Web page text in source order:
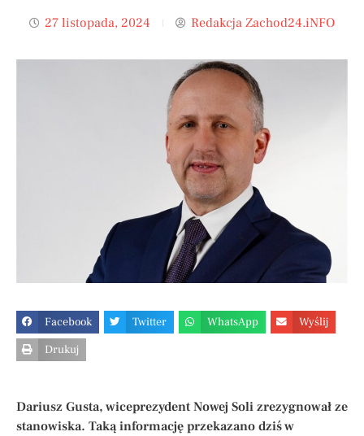
27 listopada, 2024 Redakcja Zachod24.iNFO
Facebook Twitter WhatsApp
Wyślij
Drukuj
Dariusz Gusta, wiceprezydent Nowej Soli zrezygnował ze
stanowiska. Taką informację przekazano dziś w